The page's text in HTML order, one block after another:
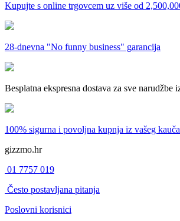
Kupujte s online trgovcem uz više od
28-dnevna "No funny business" garancija
Besplatna ekspresna dostava za sve narudžbe
100% sigurna i povoljna kupnja iz vašeg kauča
gizzmo.hr
01 7757 019
Često postavljana pitanja
Poslovni korisnici